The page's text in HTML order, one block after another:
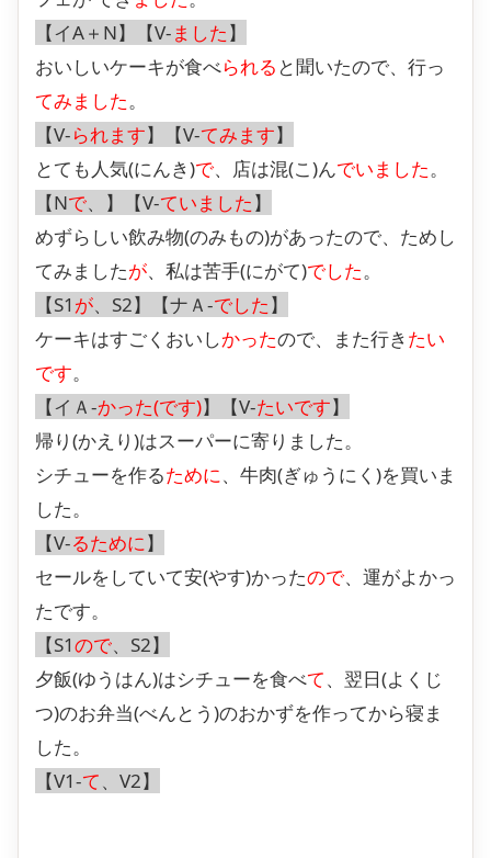
【イA＋N】【V-ました】
おいしいケーキが食べられる と聞いたので、行っ
てみました。
【V-られます】【V-てみます】
とても人気(にんき)で、店は混(こ)んでいました。
【Nで、】【V-ていました】
めずらしい飲み物(のみもの)があったので、ためし
てみましたが、私は苦手(にがて)でした。
【S1 が、S2】【ナＡ-でした】
ケーキはすごくおいしかったので、また行きたい
です。
【イＡ-かった(です)】【V-たいです】
帰り(かえり)はスーパーに寄りました。
シチューを作るために、牛肉(ぎゅうにく)を買いま
した。
【V-るために】
セールをしていて安(やす)かったので、運がよかっ
たです。
【S1ので、S2】
夕飯(ゆうはん)はシチューを食べて、翌日(よくじ
つ)のお弁当(べんとう)のおかずを作ってから寝ま
した。
【V1-て、V2】